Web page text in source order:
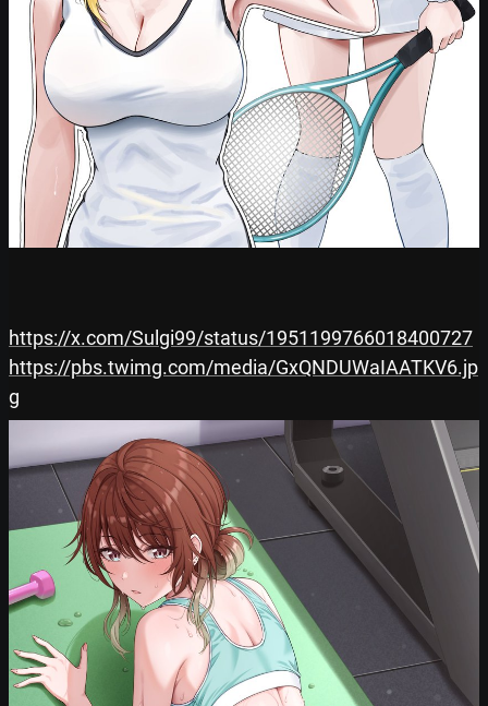
https://x.com/Sulgi99/status/1951199766018400727
https://pbs.twimg.com/media/GxQNDUWaIAATKV6.jp
g